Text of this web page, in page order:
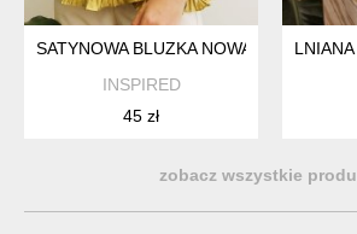
SATYNOWA BLUZKA NOWA S
INSPIRED
45 zł
zobacz wszystkie